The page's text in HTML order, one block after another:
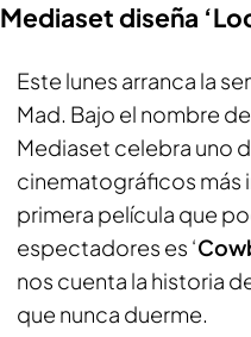
Mediaset diseña
Este lunes arranca la
Mad. Bajo el nombre
Mediaset celebra uno
cinematográficos más
primera película que
espectadores es ‘
nos cuenta la historia
que nunca duerme.